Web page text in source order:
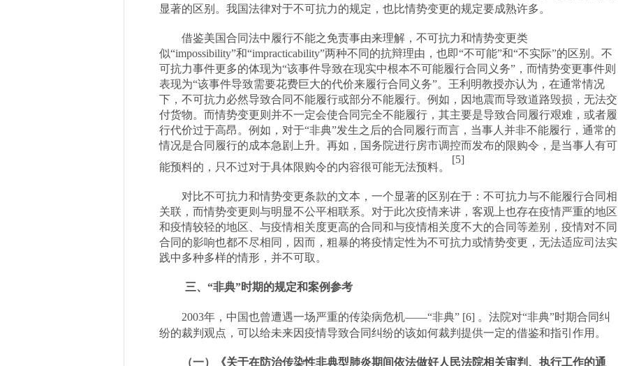
显著的区别。我国法律对于不可抗力的规定，也比情势变更的规定要成熟许多。
借鉴美国合同法中履行不能之免责事由来理解，不可抗力和情势变更类
似“impossibility”和“impracticability”两种不同的抗辩理由，也即“不可能”和“不实际”的区别。不
可抗力事件更多的体现为“该事件导致在现实中根本不可能履行合同义务”，而情势变更事件则
表现为“该事件导致需要花费巨大的代价来履行合同义务”。王利明教授亦认为，在通常情况
下，不可抗力必然导致合同不能履行或部分不能履行。例如，因地震而导致道路毁损，无法交
付货物。而情势变更则并不一定会使合同完全不能履行，其主要是导致合同履行艰难，或者履
行代价过于高昂。例如，对于“非典”发生之后的合同履行而言，当事人并非不能履行，通常的
情况是合同履行的成本急剧上升。再如，国务院进行房市调控而发布的限购令，是当事人有可
能预料的，只不过对于具体限购令的内容很可能无法预料。
[5]
对比不可抗力和情势变更条款的文本，一个显著的区别在于：不可抗力与不能履行合同相
关联，而情势变更则与明显不公平相联系。对于此次疫情来讲，客观上也存在疫情严重的地区
和疫情较轻的地区、与疫情相关度更高的合同和与疫情相关度不大的合同等差别，疫情对不同
合同的影响也都不尽相同，因而，粗暴的将疫情定性为不可抗力或情势变更，无法适应司法实
践中多种多样的情形，并不可取。
三、“非典”时期的规定和案例参考
2003年，中国也曾遭遇一场严重的传染病危机——“非典” [6] 。法院对“非典”时期合同纠
纷的裁判观点，可以给未来因疫情导致合同纠纷的该如何裁判提供一定的借鉴和指引作用。
（一）《关于在防治传染性非典型肺炎期间依法做好人民法院相关审判、执行工作的通